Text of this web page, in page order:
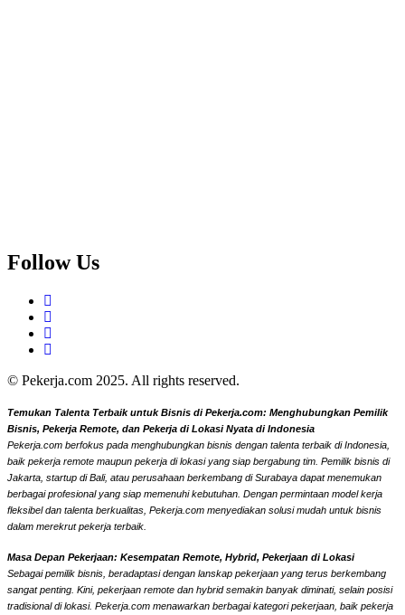
Follow Us
© Pekerja.com 2025. All rights reserved.
Temukan Talenta Terbaik untuk Bisnis di Pekerja.com: Menghubungkan Pemilik
Bisnis, Pekerja Remote, dan Pekerja di Lokasi Nyata di Indonesia
Pekerja.com berfokus pada menghubungkan bisnis dengan talenta terbaik di Indonesia,
baik pekerja remote maupun pekerja di lokasi yang siap bergabung tim. Pemilik bisnis di
Jakarta, startup di Bali, atau perusahaan berkembang di Surabaya dapat menemukan
berbagai profesional yang siap memenuhi kebutuhan. Dengan permintaan model kerja
fleksibel dan talenta berkualitas, Pekerja.com menyediakan solusi mudah untuk bisnis
dalam merekrut pekerja terbaik.
Masa Depan Pekerjaan: Kesempatan Remote, Hybrid, Pekerjaan di Lokasi
Sebagai pemilik bisnis, beradaptasi dengan lanskap pekerjaan yang terus berkembang
sangat penting. Kini, pekerjaan remote dan hybrid semakin banyak diminati, selain posisi
tradisional di lokasi. Pekerja.com menawarkan berbagai kategori pekerjaan, baik pekerja